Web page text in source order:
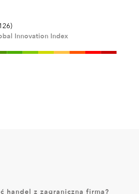
Innovation Index
handel z zagraniczną firmą?